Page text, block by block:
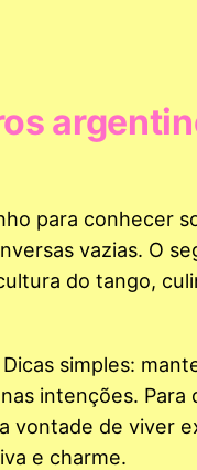
para conhecer
vazias. O
do tango,
simples:
intenções.
de viver
e charme.